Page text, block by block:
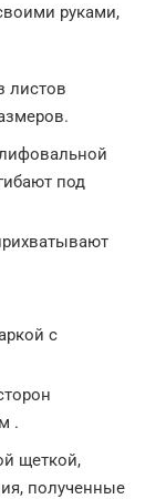
руками,
листов
под
с
.
щеткой,
полученные